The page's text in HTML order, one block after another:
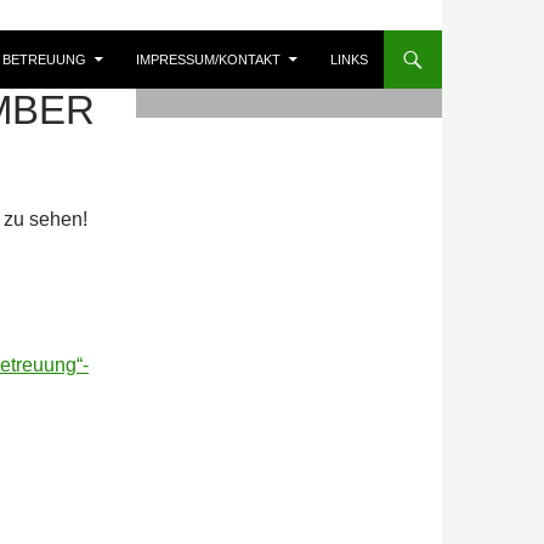
BETREUUNG IMPRESSUM/KONTAKT LINKS
sehen!